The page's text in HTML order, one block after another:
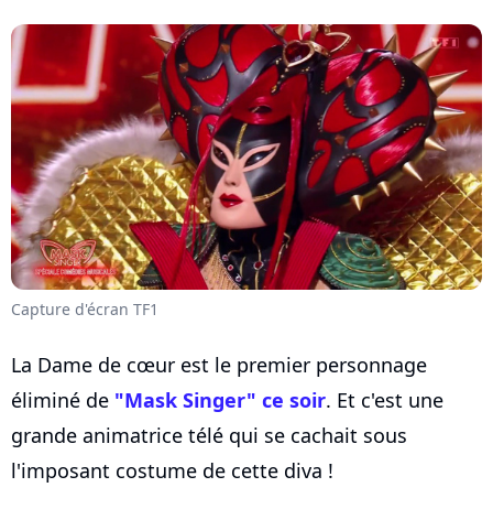
Capture d'écran TF1
La Dame de cœur est le premier personnage
éliminé de "Mask Singer" ce soir. Et c'est une
grande animatrice télé qui se cachait sous
l'imposant costume de cette diva !